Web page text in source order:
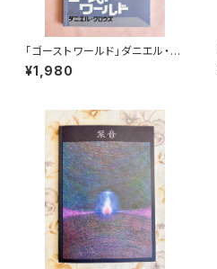
「ゴーストワールド」ダニエル・ク
ロウズ
¥1,980